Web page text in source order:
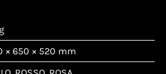
× 650 × 520 mm